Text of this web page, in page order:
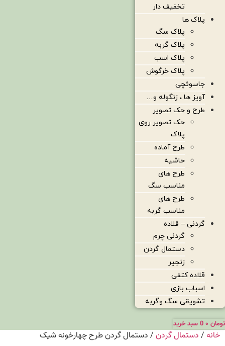
تخفیف دار
پلاک ها
پلاک سگ
پلاک گربه
پلاک اسب
پلاک خرگوش
جاسوئچی
آویز ها ، زنگوله و…
طرح و حک تصویر
حک تصویر روی
پلاک
طرح آماده
حاشیه
طرح های
مناسب سگ
طرح های
مناسب گربه
گردنی – قلاده
گردنی چرم
دستمال گردن
زنجیر
قلاده کتفی
اسباب بازی
تشویقی سگ وگربه
تومان 0 سبد خرید
خانه / دستمال گردن / دستمال گردن طرح چهارخونه شیک